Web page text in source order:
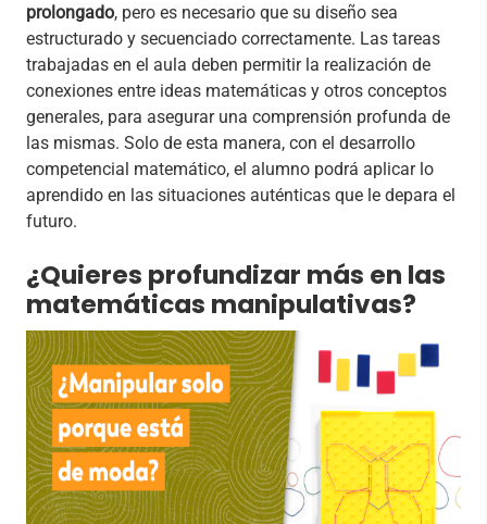
prolongado, pero es necesario que su diseño sea
estructurado y secuenciado correctamente. Las tareas
trabajadas en el aula deben permitir la realización de
conexiones entre ideas matemáticas y otros conceptos
generales, para asegurar una comprensión profunda de
las mismas. Solo de esta manera, con el desarrollo
competencial matemático, el alumno podrá aplicar lo
aprendido en las situaciones auténticas que le depara el
futuro.
¿Quieres profundizar más en las
matemáticas manipulativas?